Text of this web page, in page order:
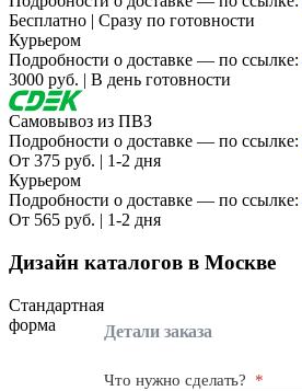
Вакансии
О компании
Написать директору
Арендодателям
Портфолио
Франшиза
Бесплатно | Сразу по готовности
Курьером
Подробности о доставке — по ссылке:
3000 руб. | В день готовности
Самовывоз из ПВЗ
Подробности о доставке — по ссылке:
От 375 руб. | 1-2 дня
Курьером
Подробности о доставке — по ссылке:
От 565 руб. | 1-2 дня
Дизайн каталогов в Москве
Стандартная
форма
Детали заказа
Что нужно сделать?
*